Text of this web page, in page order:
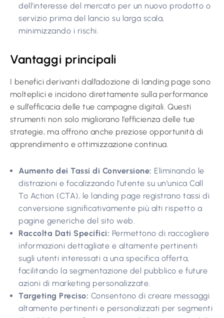
dell’interesse del mercato per un nuovo prodotto o
servizio prima del lancio su larga scala,
minimizzando i rischi.
Vantaggi principali
I benefici derivanti dall’adozione di landing page sono
molteplici e incidono direttamente sulla performance
e sull’efficacia delle tue campagne digitali. Questi
strumenti non solo migliorano l’efficienza delle tue
strategie, ma offrono anche preziose opportunità di
apprendimento e ottimizzazione continua.
Aumento dei Tassi di Conversione: Eliminando le
distrazioni e focalizzando l’utente su un’unica Call
To Action (CTA), le landing page registrano tassi di
conversione significativamente più alti rispetto a
pagine generiche del sito web.
Raccolta Dati Specifici: Permettono di raccogliere
informazioni dettagliate e altamente pertinenti
sugli utenti interessati a una specifica offerta,
facilitando la segmentazione del pubblico e future
azioni di marketing personalizzate.
Targeting Preciso: Consentono di creare messaggi
altamente pertinenti e personalizzati per segmenti